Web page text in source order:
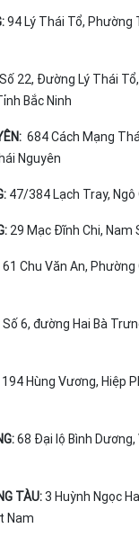
94 Lý Thái Tổ, Phường
Số 22, Đường Lý Thái
Bắc Ninh
684 Cách Mạng
Nguyên
47/384 Lạch Tray, Ngô
29 Mạc Đĩnh Chi, Nam
61 Chu Văn An,
Số 6, đường Hai Bà
Hùng Vương, Hiệp
68 Đại lộ Bình Dương,
TÀU:3 Huỳnh Ngọc
Nam